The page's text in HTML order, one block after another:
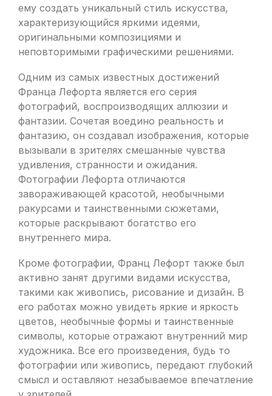
ему создать уникальный стиль искусства,
характеризующийся яркими идеями,
оригинальными композициями и
неповторимыми графическими решениями.
Одним из самых известных достижений
Франца Лефорта является его серия
фотографий, воспроизводящих аллюзии и
фантазии. Сочетая воедино реальность и
фантазию, он создавал изображения, которые
вызывали в зрителях смешанные чувства
удивления, странности и ожидания.
Фотографии Лефорта отличаются
завораживающей красотой, необычными
ракурсами и таинственными сюжетами,
которые раскрывают богатство его
внутреннего мира.
Кроме фотографии, Франц Лефорт также был
активно занят другими видами искусства,
такими как живопись, рисование и дизайн. В
его работах можно увидеть яркие и яркость
цветов, необычные формы и таинственные
символы, которые отражают внутренний мир
художника. Все его произведения, будь то
фотографии или живопись, передают глубокий
смысл и оставляют незабываемое впечатление